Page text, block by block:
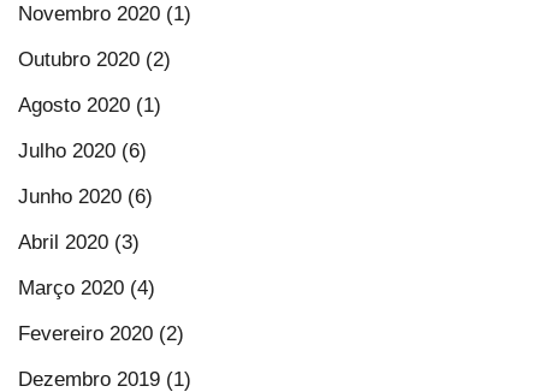
Novembro 2020 (1)
Outubro 2020 (2)
Agosto 2020 (1)
Julho 2020 (6)
Junho 2020 (6)
Abril 2020 (3)
Março 2020 (4)
Fevereiro 2020 (2)
Dezembro 2019 (1)